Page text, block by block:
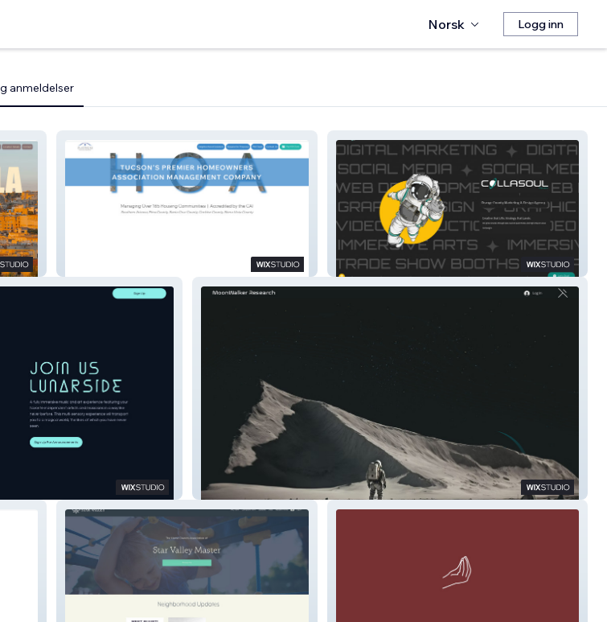
Norsk Logg inn
anmeldelser
Collasoul Media
MoonWalker Research